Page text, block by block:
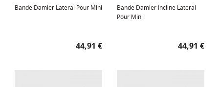
Bande Damier Latéral Pour Mini
Prix
44,91 €
Bande Damier Incliné Latéral
Pour Mini
Prix
44,91 €